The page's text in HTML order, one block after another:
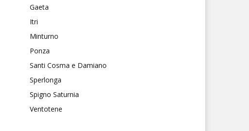
Gaeta
Itri
Minturno
Ponza
Santi Cosma e Damiano
Sperlonga
Spigno Saturnia
Ventotene